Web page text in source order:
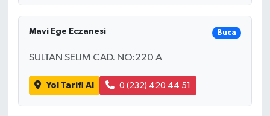
Mavi Ege Eczanesi Buca
SULTAN SELIM CAD. NO:220 A
Yol Tarifi Al 0 (232) 420 44 51